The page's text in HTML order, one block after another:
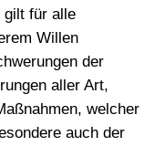
gilt für alle
Willen
der
aller Art,
welcher
auch der